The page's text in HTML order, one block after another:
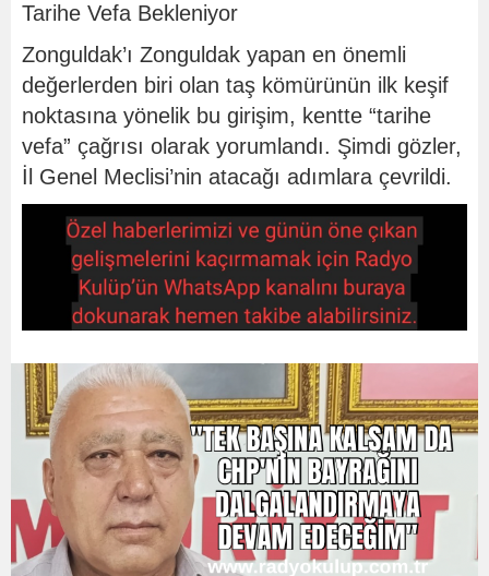
Tarihe Vefa Bekleniyor
Zonguldak’ı Zonguldak yapan en önemli
değerlerden biri olan taş kömürünün ilk keşif
noktasına yönelik bu girişim, kentte “tarihe
vefa” çağrısı olarak yorumlandı. Şimdi gözler,
İl Genel Meclisi’nin atacağı adımlara çevrildi.